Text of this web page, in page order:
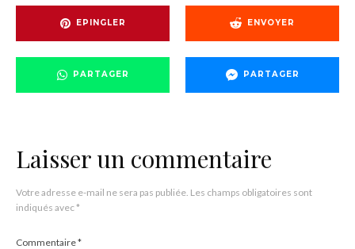
EPINGLER ENVOYER
PARTAGER PARTAGER
Laisser un commentaire
Votre adresse e-mail ne sera pas publiée. Les champs obligatoires sont
indiqués avec*
Commentaire*